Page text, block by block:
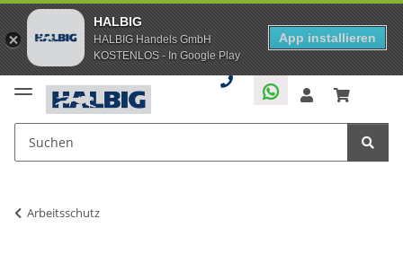
HALBIG
HALBIG Handels GmbH
KOSTENLOS - In Google Play
App installieren
Arbeitsschutz